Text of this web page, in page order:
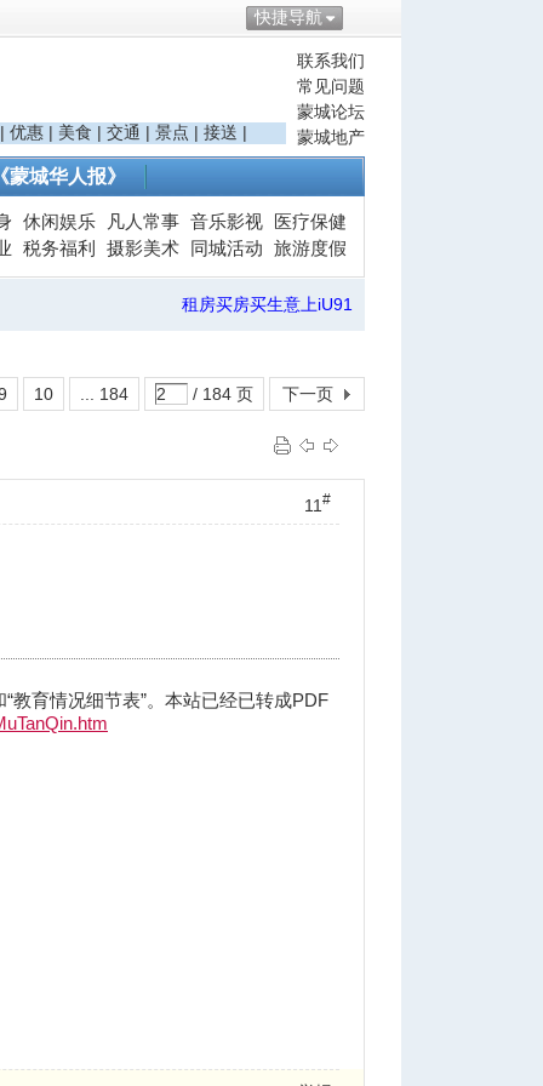
快捷导航
联系我们
常见问题
蒙城论坛
蒙城地产
| 优惠 | 美食 | 交通 | 景点 | 接送 |
《蒙城华人报》
休闲娱乐 凡人常事 音乐影视
医疗保健
税务福利 摄影美术 同城活动 旅游度假
租房买房买生意上iU91
10 ... 184 / 184 页 下一页
11 #
教育情况细节表”。本站已经已转成PDF